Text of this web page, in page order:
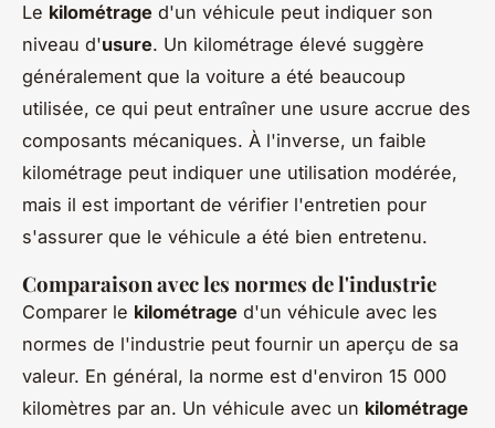
Le kilométrage d'un véhicule peut indiquer son
niveau d'usure. Un kilométrage élevé suggère
généralement que la voiture a été beaucoup
utilisée, ce qui peut entraîner une usure accrue des
composants mécaniques. À l'inverse, un faible
kilométrage peut indiquer une utilisation modérée,
mais il est important de vérifier l'entretien pour
s'assurer que le véhicule a été bien entretenu.
Comparaison avec les normes de l'industrie
Comparer le kilométrage d'un véhicule avec les
normes de l'industrie peut fournir un aperçu de sa
valeur. En général, la norme est d'environ 15 000
kilomètres par an. Un véhicule avec un kilométrage